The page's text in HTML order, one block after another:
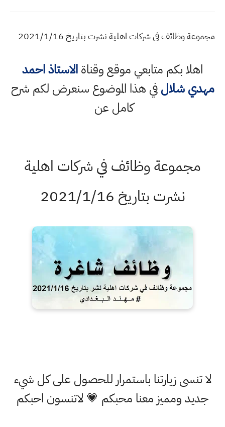
مجموعة وظائف في شركات اهلية نشرت بتاريخ 2021/1/16
اهلا بكم متابعي موقع وقناةالاستاذ احمد
مهدي شلالفي هذا الموضوع سنعرض لكم شرح
كامل عن
مجموعة وظائف في شركات اهلية
نشرت بتاريخ 2021/1/16
لا تنسى زيارتنا باستمرار للحصول على كل شيء
جديد ومميز معنا محبكم 💗 لاتنسون احبكم